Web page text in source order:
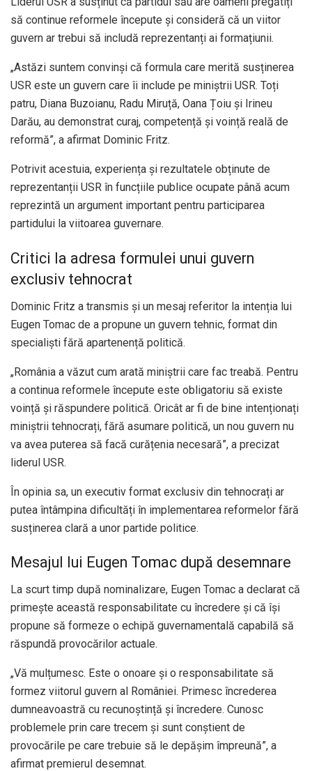
să continue reformele începute și consideră că un viitor
guvern ar trebui să includă reprezentanți ai formațiunii.
„Astăzi suntem convinși că formula care merită susținerea
USR este un guvern care îi include pe miniștrii USR. Toți
patru, Diana Buzoianu, Radu Miruță, Oana Țoiu și Irineu
Darău, au demonstrat curaj, competență și voință reală de
reformă”, a afirmat Dominic Fritz.
Potrivit acestuia, experiența și rezultatele obținute de
reprezentanții USR în funcțiile publice ocupate până acum
reprezintă un argument important pentru participarea
partidului la viitoarea guvernare.
Critici la adresa formulei unui guvern
exclusiv tehnocrat
Dominic Fritz a transmis și un mesaj referitor la intenția lui
Eugen Tomac de a propune un guvern tehnic, format din
specialiști fără apartenență politică.
„România a văzut cum arată miniștrii care fac treabă. Pentru
a continua reformele începute este obligatoriu să existe
voință și răspundere politică. Oricât ar fi de bine intenționați
miniștrii tehnocrați, fără asumare politică, un nou guvern nu
va avea puterea să facă curățenia necesară”, a precizat
liderul USR.
În opinia sa, un executiv format exclusiv din tehnocrați ar
putea întâmpina dificultăți în implementarea reformelor fără
susținerea clară a unor partide politice.
Mesajul lui Eugen Tomac după desemnare
La scurt timp după nominalizare, Eugen Tomac a declarat că
primește această responsabilitate cu încredere și că își
propune să formeze o echipă guvernamentală capabilă să
răspundă provocărilor actuale.
„Vă mulțumesc. Este o onoare și o responsabilitate să
formez viitorul guvern al României. Primesc încrederea
dumneavoastră cu recunoștință și încredere. Cunosc
problemele prin care trecem și sunt conștient de
provocările pe care trebuie să le depășim împreună”, a
afirmat premierul desemnat.